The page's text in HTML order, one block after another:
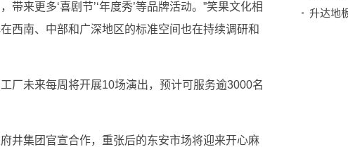
来更多‘喜剧节’‘年度秀’等品牌活动。”笑果文化相
西南、中部和广深地区的标准空间也在持续调研和
厂未来每周将开展10场演出，预计可服务逾3000名
井集团官宣合作，重张后的东安市场将迎来开心麻